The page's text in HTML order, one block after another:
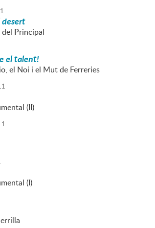
desert
Principal
el talent!
el Noi i el Mut de Ferreries
(II)
(I)